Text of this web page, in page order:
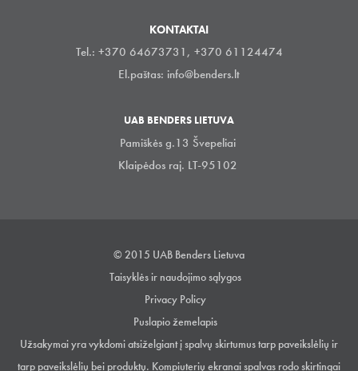
KONTAKTAI
Tel.: +370 64673731, +370 61124474
El.paštas: info@benders.lt
UAB BENDERS LIETUVA
Pamiškės g.13 Švepeliai
Klaipėdos raj. LT-95102
© 2015 UAB Benders Lietuva
Taisyklės ir naudojimo sąlygos
Privacy Policy
Puslapio žemelapis
Užsakymai yra vykdomi atsiželgiant į spalvų skirtumus tarp paveikslėlių ir
tarp paveikslėlių bei produktų. Kompiuterių ekranai spalvas rodo skirtingai